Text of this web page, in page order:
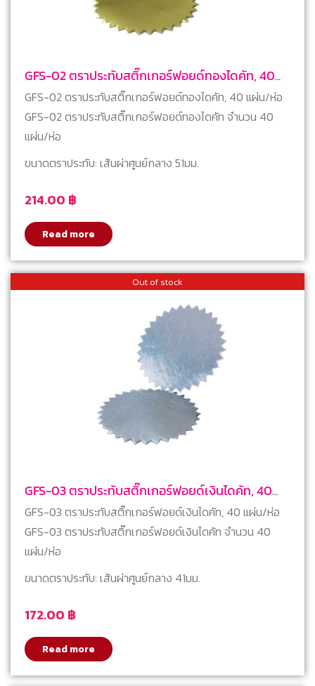
GFS-02 ตราประทับสติ๊กเกอร์ฟอยด์ทองไดคัท, 40
แผ่น/ห่อ
214.00 ฿
GFS-02 ตราประทับสติ๊กเกอร์ฟอยด์ทองไดคัท, 40 แผ่น/ห่อ
GFS-02 ตราประทับสติ๊กเกอร์ฟอยด์ทองไดคัท จำนวน 40
แผ่น/ห่อ
ขนาดตราประทับ: เส้นผ่าศูนย์กลาง 51มม.
Read more
Out of stock
GFS-03 ตราประทับสติ๊กเกอร์ฟอยด์เงินไดคัท, 40
แผ่น/ห่อ
172.00 ฿
GFS-03 ตราประทับสติ๊กเกอร์ฟอยด์เงินไดคัท, 40 แผ่น/ห่อ
GFS-03 ตราประทับสติ๊กเกอร์ฟอยด์เงินไดคัท จำนวน 40
แผ่น/ห่อ
ขนาดตราประทับ: เส้นผ่าศูนย์กลาง 41มม.
Read more